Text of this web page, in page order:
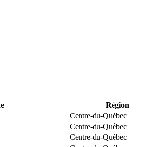
Région
Centre-du-Québec
Centre-du-Québec
Centre-du-Québec